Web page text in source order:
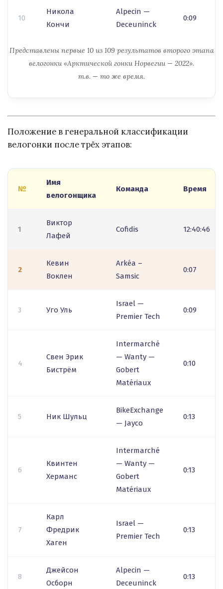
10
Никола
Кончи
Alpecin —
Deceuninck
0:09
Представлены первые 10 из 109 результатов второго этапа
велогонки «Арктической гонки Норвегии — 2022».
т.в. — то же время.
Положение в генеральной классификации
велогонки после трёх этапов:
№
Имя
велогонщика
Команда Время
1
Виктор
Лафей
Cofidis 12:40:46
2
Кевин
Воклен
Arkéa –
Samsic
0:07
3 Уго Уль
Israel —
Premier Tech
0:09
4
Свен Эрик
Бистрём
Intermarché
— Wanty —
Gobert
Matériaux
0:10
5 Ник Шульц
BikeExchange
— Jayco
0:13
6
Квинтен
Херманс
Intermarché
— Wanty —
Gobert
Matériaux
0:13
7
Карл
Фредрик
Хаген
Israel —
Premier Tech
0:13
8
Джейсон
Осборн
Alpecin —
Deceuninck
0:13